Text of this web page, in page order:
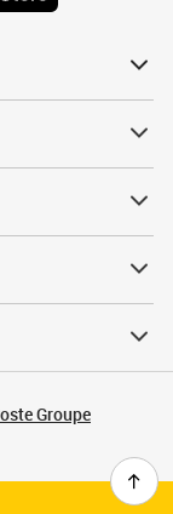
Groupe